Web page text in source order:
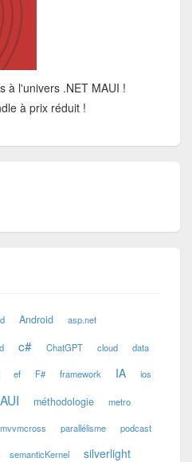
à l'univers .NET MAUI !
à prix réduit !
Android asp.net
c# ChatGPT cloud data
ef F# framework IA ios
méthodologie metro
mvvmcross parallélisme podcast
semanticKernel silverlight